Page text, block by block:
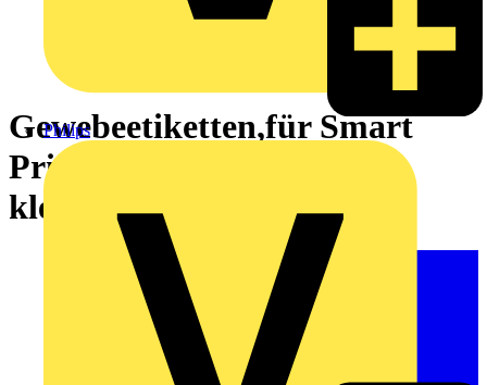
Philips
Gewebeetiketten,für Smart
Printer,permanent
klebend,gelb